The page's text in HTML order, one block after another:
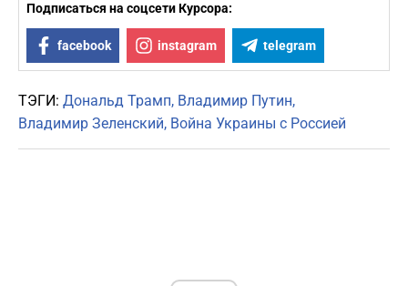
Подписаться на соцсети Курсора:
facebook instagram telegram
ТЭГИ: Дональд Трамп Владимир Путин
Владимир Зеленский Война Украины с Россией